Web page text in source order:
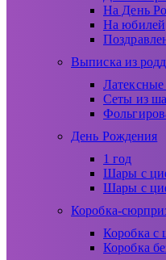
На День
На юбилей
Выписка из
Сеты из
День Рождения
1 год
Шары с
Шары с
Коробка-
Коробка с
Коробка